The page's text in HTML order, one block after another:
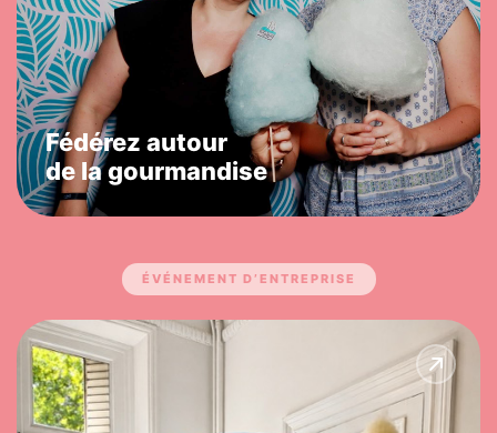
Fédérez autour
de la gourmandise
Demander un devis →
ÉVÉNEMENT D’ENTREPRISE
Sublimez votre territoire de
marque